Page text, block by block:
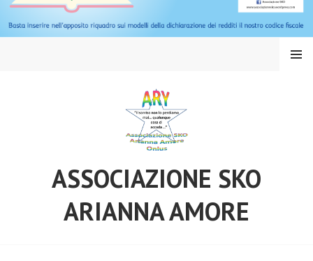
ASSOCIAZIONE SKO
ARIANNA AMORE
MENU